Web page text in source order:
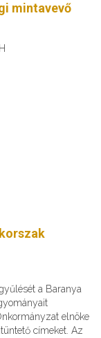
mintavevő
a Baranya
elnöke
címeket. Az